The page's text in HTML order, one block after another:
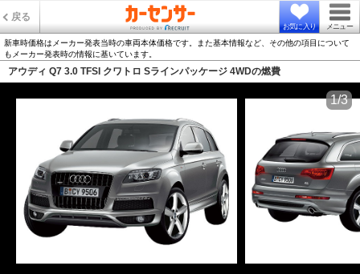
戻る
お気に入り メニュー
新車時価格はメーカー発表当時の車両本体価格です。また基本情報など、その他の項目について
もメーカー発表時の情報に基いています。
アウディ Q7 3.0 TFSI クワトロ Sラインパッケージ 4WDの燃費
1/3